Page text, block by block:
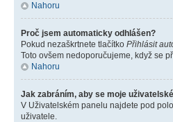
Nahoru
Proč jsem automaticky odhlášen?
Pokud nezaškrtnete tlačítko Přihlásit
Toto ovšem nedoporučujeme, když se
Nahoru
Jak zabráním, aby se moje
V Uživatelském panelu najdete pod
uživatele.